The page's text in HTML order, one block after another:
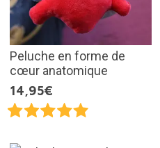
Peluche en forme de
cœur anatomique
14,95€